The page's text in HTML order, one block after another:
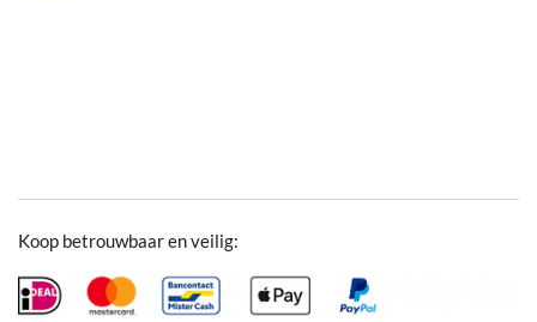
Koop betrouwbaar en veilig: